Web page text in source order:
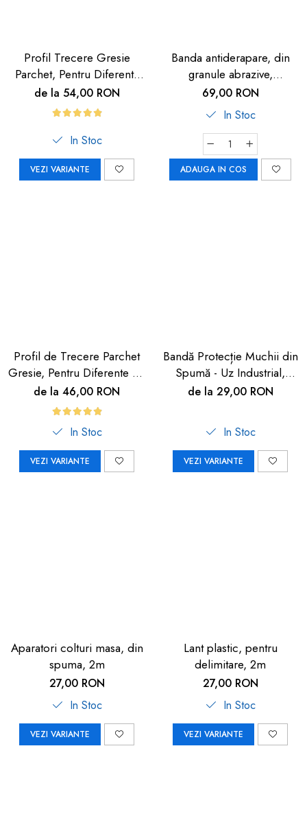
Profil Trecere Gresie
Parchet, Pentru Diferenta
de Nivel, Culoare Lemn
Închis, Autoadeziv, 90cm
de la 54,00 RON
In Stoc
VEZI VARIANTE
Banda antiderapare, din
granule abrazive,
autoadeziva, 5m, neagra
69,00 RON
In Stoc
ADAUGA IN COS
Profil de Trecere Parchet
Gresie, Pentru Diferente de
Nivel, Autoadeziv, Culoare
Lemn Deschis, 90cm
de la 46,00 RON
In Stoc
VEZI VARIANTE
Bandă Protecție Muchii din
Spumă - Uz Industrial,
Crem, 90cm | Car Boy
de la 29,00 RON
In Stoc
VEZI VARIANTE
Aparatori colturi masa, din
spuma, 2m
27,00 RON
In Stoc
VEZI VARIANTE
Lant plastic, pentru
delimitare, 2m
27,00 RON
In Stoc
VEZI VARIANTE